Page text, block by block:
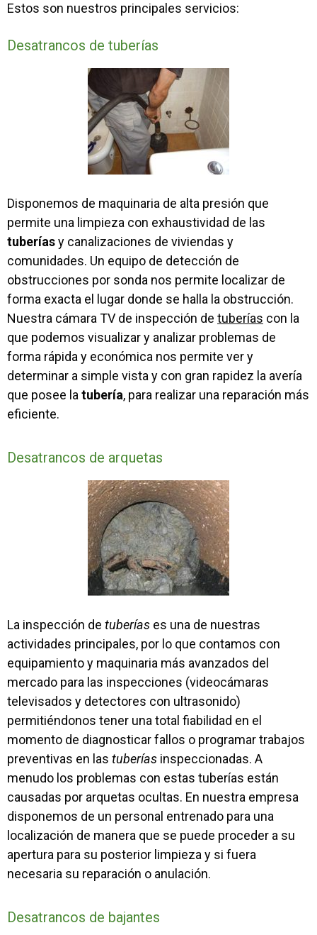
Estos son nuestros principales servicios:
Desatrancos de tuberías
Disponemos de maquinaria de alta presión que
permite una limpieza con exhaustividad de las
tuberíasy canalizaciones de viviendas y
comunidades. Un equipo de detección de
obstrucciones por sonda nos permite localizar de
forma exacta el lugar donde se halla la obstrucción.
Nuestra cámara TV de inspección de tuberías con la
que podemos visualizar y analizar problemas de
forma rápida y económica nos permite ver y
determinar a simple vista y con gran rapidez la avería
que posee latubería, para realizar una reparación más
eficiente.
Desatrancos de arquetas
La inspección de tuberías es una de nuestras
actividades principales, por lo que contamos con
equipamiento y maquinaria más avanzados del
mercado para las inspecciones (videocámaras
televisados y detectores con ultrasonido)
permitiéndonos tener una total fiabilidad en el
momento de diagnosticar fallos o programar trabajos
preventivas en las tuberías inspeccionadas. A
menudo los problemas con estas tuberías están
causadas por arquetas ocultas. En nuestra empresa
disponemos de un personal entrenado para una
localización de manera que se puede proceder a su
apertura para su posterior limpieza y si fuera
necesaria su reparación o anulación.
Desatrancos de bajantes